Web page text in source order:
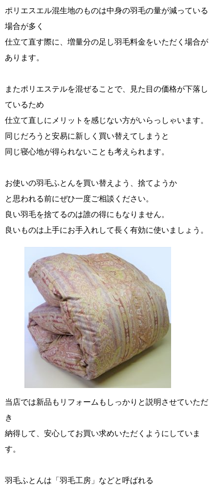
ポリエスエル混生地のものは中身の羽毛の量が減っている
場合が多く
仕立て直す際に、増量分の足し羽毛料金をいただく場合が
あります。
またポリエステルを混ぜることで、見た目の価格が下落し
ているため
仕立て直しにメリットを感じない方がいらっしゃいます。
同じだろうと安易に新しく買い替えてしまうと
同じ寝心地が得られないことも考えられます。
お使いの羽毛ふとんを買い替えよう、捨てようか
と思われる前にぜひ一度ご相談ください。
良い羽毛を捨てるのは誰の得にもなりません。
良いものは上手にお手入れして長く有効に使いましょう。
当店では新品もリフォームもしっかりと説明させていただ
き
納得して、安心してお買い求めいただくようにしていま
す。
羽毛ふとんは「羽毛工房」などと呼ばれる